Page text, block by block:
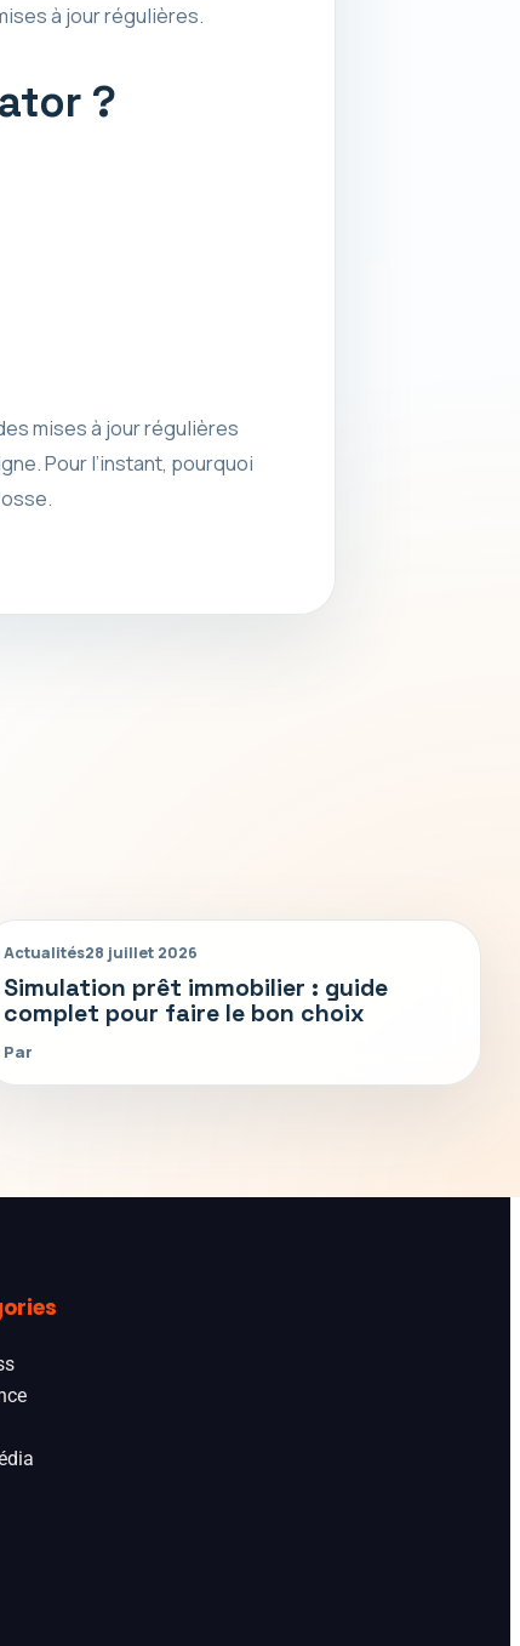
à jour régulières.
?
mises à jour régulières
Pour l’instant, pourquoi
Actualités28 juillet 2026
Simulation prêt immobilier : guide
complet pour faire le bon choix
Par